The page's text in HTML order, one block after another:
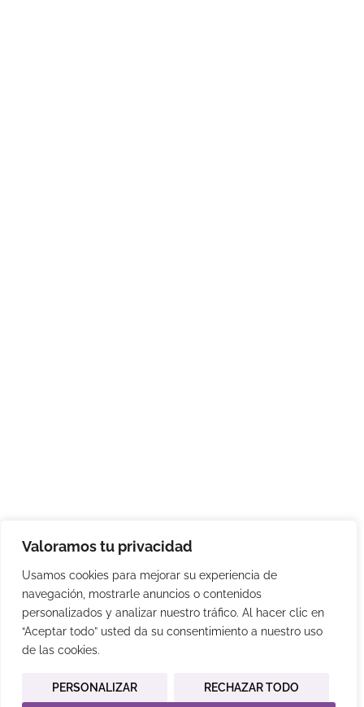
Valoramos tu privacidad
Usamos cookies para mejorar su experiencia de
navegación, mostrarle anuncios o contenidos
personalizados y analizar nuestro tráfico. Al hacer clic en
“Aceptar todo” usted da su consentimiento a nuestro uso
de las cookies.
PERSONALIZAR RECHAZAR TODO